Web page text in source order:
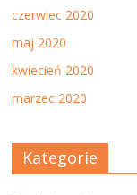
czerwiec 2020
maj 2020
kwiecień 2020
marzec 2020
Kategorie